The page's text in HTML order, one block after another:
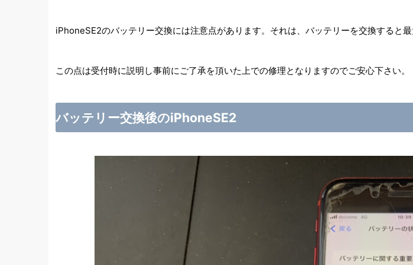
iPhoneSE2のバッテリー交換には注意点があります。それは、バッテリーを交換すると
この点は受付時に説明し事前にご了承を頂いた上での修理となりますのでご安心下さい。
バッテリー交換後のiPhoneSE2